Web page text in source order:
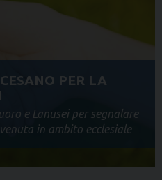
PER LA
e Lanusei per segnalare
in ambito ecclesiale